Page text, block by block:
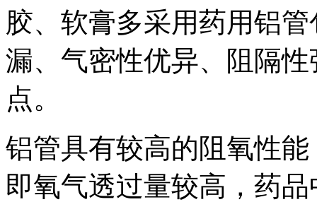
胶、软膏多采用药用铝
漏、气密性优异、阻隔
点。
铝管具有较高的阻氧性
即氧气透过量较高，药